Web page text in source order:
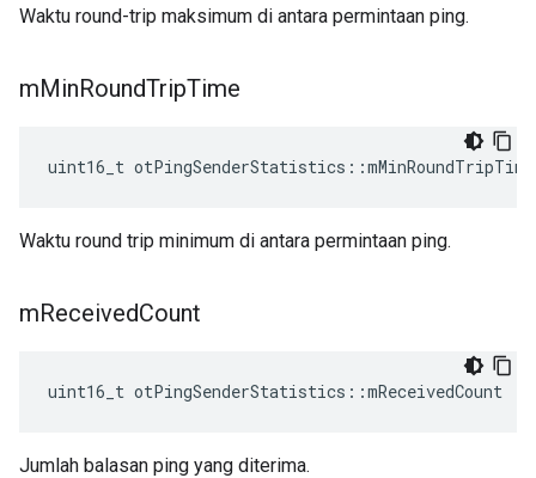
Waktu round-trip maksimum di antara permintaan ping.
mMinRoundTripTime
uint16_t otPingSenderStatistics ::mMinRoundTripTime
Waktu round trip minimum di antara permintaan ping.
mReceivedCount
uint16_t otPingSenderStatistics ::mReceivedCount
Jumlah balasan ping yang diterima.